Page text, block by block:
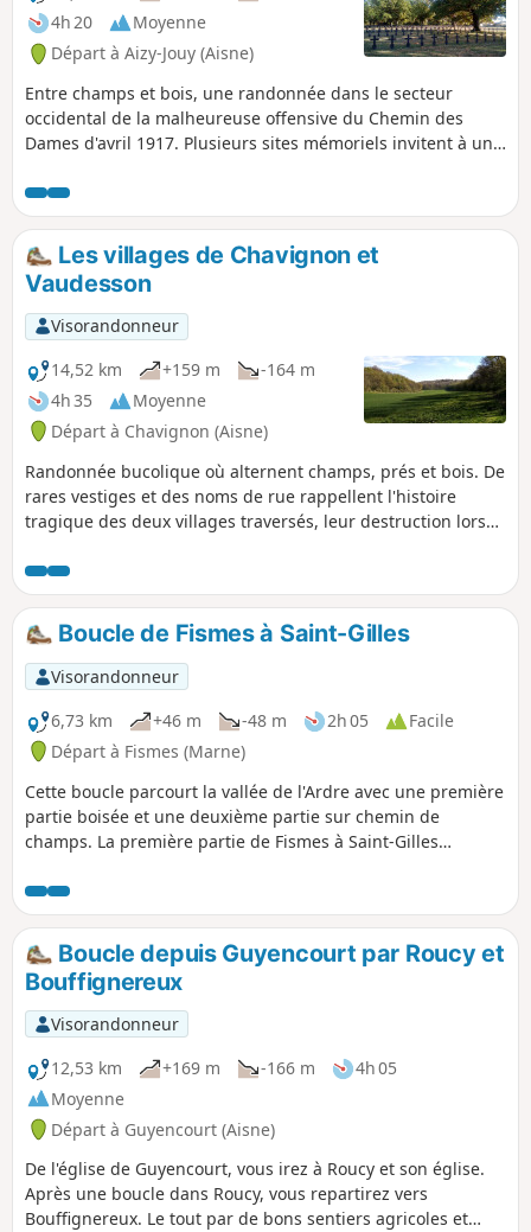
4h 20
Moyenne
Départ à Aizy-Jouy (Aisne)
Entre champs et bois, une randonnée dans le secteur
occidental de la malheureuse offensive du Chemin des
Dames d'avril 1917. Plusieurs sites mémoriels invitent à une
occasionnent.
Les villages de Chavignon et
Vaudesson
Visorandonneur
14,52 km
+159 m
-164 m
4h 35
Moyenne
Départ à Chavignon (Aisne)
Randonnée bucolique où alternent champs, prés et bois. De
rares vestiges et des noms de rue rappellent l'histoire
tragique des deux villages traversés, leur destruction lors
Parcours conçu et entretenu par la Communauté de
communes du Val de l'Aisne.
Boucle de Fismes à Saint-Gilles
Visorandonneur
6,73 km
+46 m -48 m 2h 05
Facile
Départ à Fismes (Marne)
Cette boucle parcourt la vallée de l'Ardre avec une première
partie boisée et une deuxième partie sur chemin de
champs. La première partie de Fismes à Saint-Gilles
(CBR) qui desservait de nombreuses communes. La
deuxième partie longe la crête de la route de Fismes à Fère-
en-Tardenois d'où, lorsque les conditions le permettent, de
nombreux parapentes s'élancent.
Boucle depuis Guyencourt par Roucy et
Bouffignereux
Visorandonneur
12,53 km
+169 m -166 m
4h 05
Moyenne
Départ à Guyencourt (Aisne)
De l'église de Guyencourt, vous irez à Roucy et son église.
Après une boucle dans Roucy, vous repartirez vers
Bouffignereux. Le tout par de bons sentiers agricoles et